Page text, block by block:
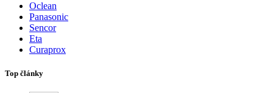
Oclean
Panasonic
Sencor
Eta
Curaprox
Top články